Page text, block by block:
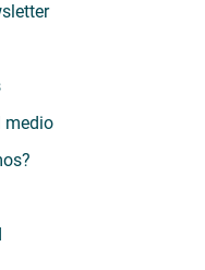
medio